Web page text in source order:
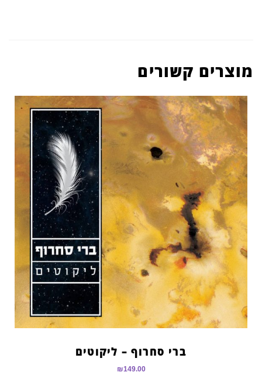
מוצרים קשורים
ברי סחרוף – ליקוטים
₪149.00